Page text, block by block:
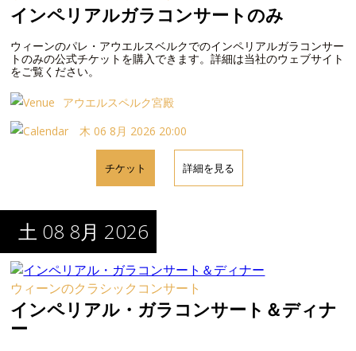
インペリアルガラコンサートのみ
ウィーンのパレ・アウエルスベルクでのインペリアルガラコンサー
トのみの公式チケットを購入できます。詳細は当社のウェブサイト
をご覧ください。
アウエルスペルク宮殿
木 06 8月 2026 20:00
チケット 詳細を見る
土 08 8月 2026
ウィーンのクラシックコンサート
インペリアル・ガラコンサート＆ディナ
ー